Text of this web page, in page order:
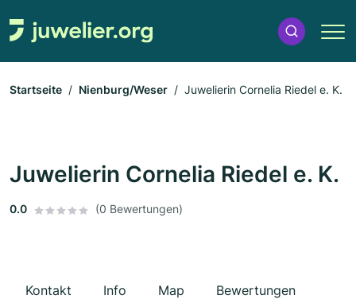
Startseite Nienburg/Weser Juwelierin Cornelia Riedel e. K.
Juwelierin Cornelia Riedel e. K.
0.0 (0 Bewertungen)
Kontakt Info Map Bewertungen